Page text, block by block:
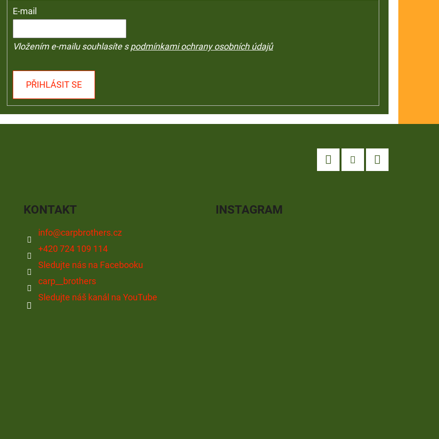
E-mail
Vložením e-mailu souhlasíte spodmínkami ochrany osobních údajů
PŘIHLÁSIT SE
KONTAKT
info@carpbrothers.cz
+420 724 109 114
Sledujte nás na Facebooku
carp__brothers
Sledujte náš kanál na YouTube
INSTAGRAM